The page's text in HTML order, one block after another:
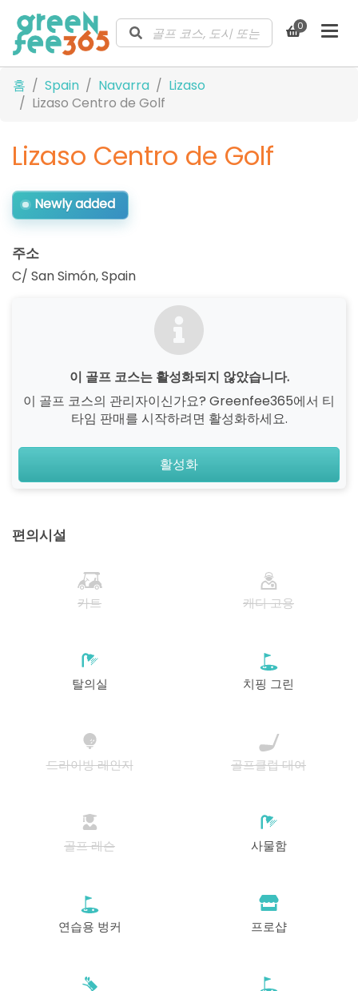
0
홈 Spain Navarra
Lizaso
Lizaso Centro de Golf
Lizaso Centro de Golf
Newly added
주소
C/ San Simón,Spain
이 골프 코스는 활성화되지 않았습니다.
이 골프 코스의 관리자이신가요? Greenfee365에서 티
타임 판매를 시작하려면 활성화하세요.
활성화
편의시설
카트 캐디 고용
탈의실 치핑 그린
드라이빙 레인지 골프클럽 대여
골프 레슨 사물함
연습용 벙커 프로샵